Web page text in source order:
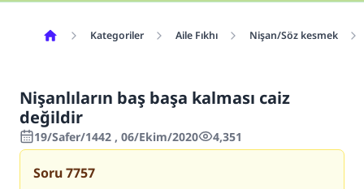
Kategoriler Aile Fıkhı Nişan/Söz kesmek
Nişanlıların baş başa kalması caiz
değildir
19/Safer/1442 , 06/Ekim/2020 4,351
Soru7757